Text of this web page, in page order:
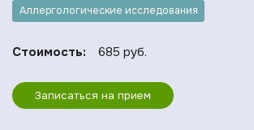
Аллергологические исследования
Стоимость: 685 руб.
Записаться на прием